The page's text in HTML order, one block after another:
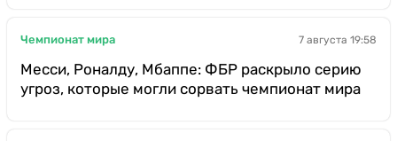
Чемпионат мира 7 августа 19:58
Месси, Роналду, Мбаппе: ФБР раскрыло серию
угроз, которые могли сорвать чемпионат мира